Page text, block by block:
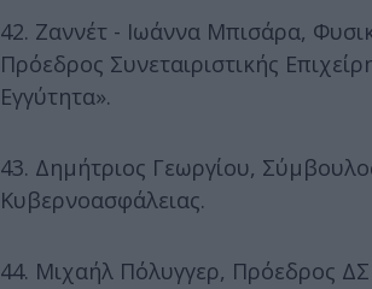
42. Ζαννέτ - Ιωάννα Μπισάρα,
Πρόεδρος Συνεταιριστικής
Εγγύτητα».
43. Δημήτριος Γεωργίου,
Κυβερνοασφάλειας.
44. Μιχαήλ Πόλυγγερ, Πρόεδρος ΔΣ